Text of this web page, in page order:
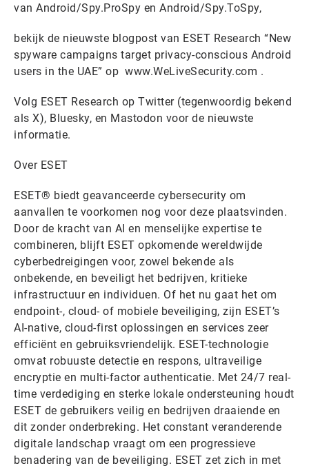
van Android/Spy.ProSpy en Android/Spy.ToSpy,
bekijk de nieuwste blogpost van ESET Research “New
spyware campaigns target privacy-conscious Android
users in the UAE” op www.WeLiveSecurity.com .
Volg ESET Research op Twitter (tegenwoordig bekend
als X), Bluesky, en Mastodon voor de nieuwste
informatie.
Over ESET
ESET® biedt geavanceerde cybersecurity om
aanvallen te voorkomen nog voor deze plaatsvinden.
Door de kracht van AI en menselijke expertise te
combineren, blijft ESET opkomende wereldwijde
cyberbedreigingen voor, zowel bekende als
onbekende, en beveiligt het bedrijven, kritieke
infrastructuur en individuen. Of het nu gaat het om
endpoint-, cloud- of mobiele beveiliging, zijn ESET’s
AI-native, cloud-first oplossingen en services zeer
efficiënt en gebruiksvriendelijk. ESET-technologie
omvat robuuste detectie en respons, ultraveilige
encryptie en multi-factor authenticatie. Met 24/7 real-
time verdediging en sterke lokale ondersteuning houdt
ESET de gebruikers veilig en bedrijven draaiende en
dit zonder onderbreking. Het constant veranderende
digitale landschap vraagt om een progressieve
benadering van de beveiliging. ESET zet zich in met